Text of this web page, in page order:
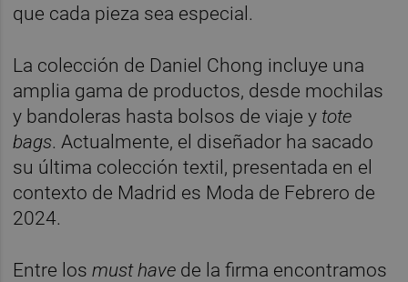
que cada pieza sea especial.
La colección de Daniel Chong incluye una
amplia gama de productos, desde mochilas
y bandoleras hasta bolsos de viaje y tote
bags. Actualmente, el diseñador ha sacado
su última colección textil, presentada en el
contexto de Madrid es Moda de Febrero de
2024.
Entre losmust have de la firma encontramos